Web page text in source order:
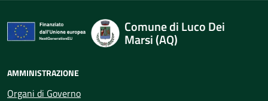
Comune di Luco Dei
Marsi (AQ)
AMMINISTRAZIONE
Organi di Governo